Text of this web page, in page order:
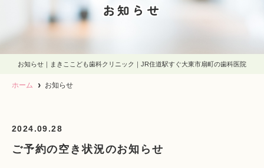
i
お知らせ
お知らせ｜まきここども歯科クリニック｜JR住道駅すぐ大東市扇町の歯科医院
ホーム お知らせ
2024.09.28
ご予約の空き状況のお知らせ